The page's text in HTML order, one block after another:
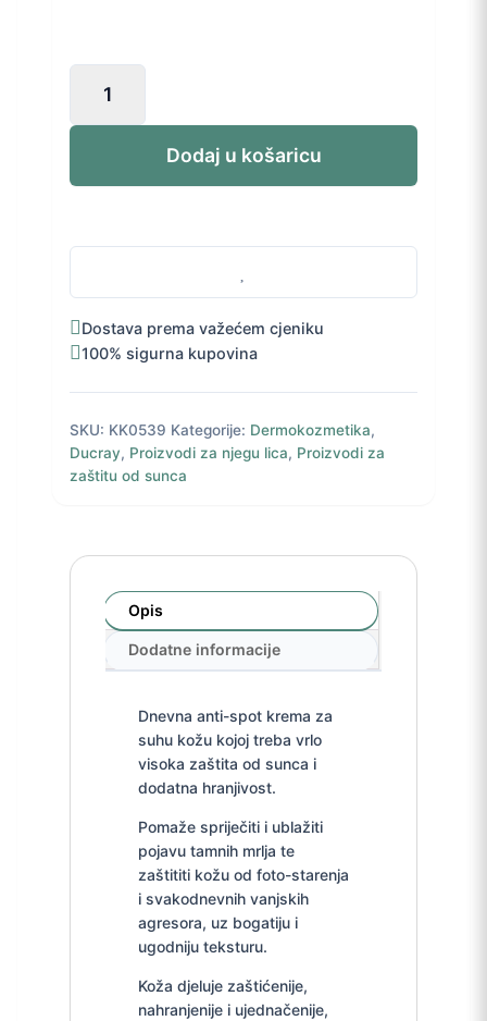
Melascreen
bogata
ml
Dodaj u košaricu
Dostava prema važećem cjeniku
100% sigurna kupovina
SKU: KK0539 Kategorije: Dermokozmetika,
Ducray, Proizvodi za njegu lica, Proizvodi za
zaštitu od sunca
Opis
Dodatne informacije
Dnevna anti-spot krema za
suhu kožu kojoj treba vrlo
visoka zaštita od sunca i
dodatna hranjivost.
Pomaže spriječiti i ublažiti
pojavu tamnih mrlja te
zaštititi kožu od foto-starenja
i svakodnevnih vanjskih
agresora, uz bogatiju i
ugodniju teksturu.
Koža djeluje zaštićenije,
nahranjenije i ujednačenije,